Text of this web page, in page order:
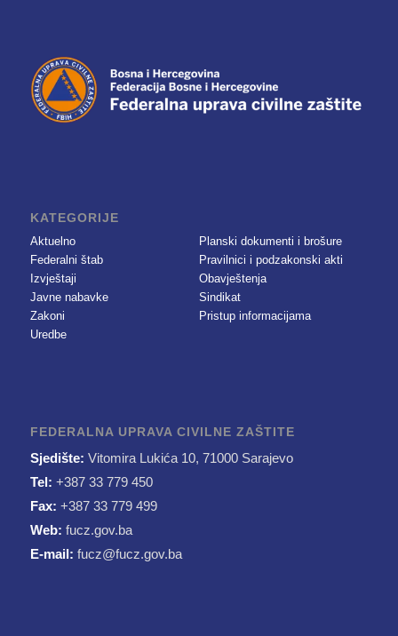
KATEGORIJE
Aktuelno
Federalni štab
Izvještaji
Javne nabavke
Zakoni
Uredbe
Planski dokumenti i brošure
Pravilnici i podzakonski akti
Obavještenja
Sindikat
Pristup informacijama
FEDERALNA UPRAVA CIVILNE ZAŠTITE
Sjedište: Vitomira Lukića 10, 71000 Sarajevo
Tel: +387 33 779 450
Fax: +387 33 779 499
Web: fucz.gov.ba
E-mail: fucz@fucz.gov.ba